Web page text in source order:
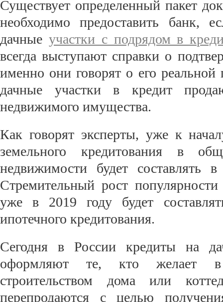
Существует определенный пакет
необходимо предоставить банк,
дачные участки с подрядом в
всегда выступают справки о
именно они говорят о его реальной
дачные участки в кредит
недвижимого имущества.
Как говорят эксперты, уже к
земельного кредитования в
недвижимости будет
Стремительный рост
уже в 2019 году будет
ипотечного кредитования.
Сегодня в России кредиты на
оформляют те, кто желает в
строительством дома или
перепродаются с целью